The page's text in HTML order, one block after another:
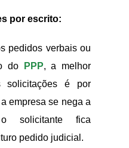
por escrito:
pedidos verbais ou
do
PPP, a melhor
solicitações é por
empresa se nega a
solicitante fica
pedido judicial.